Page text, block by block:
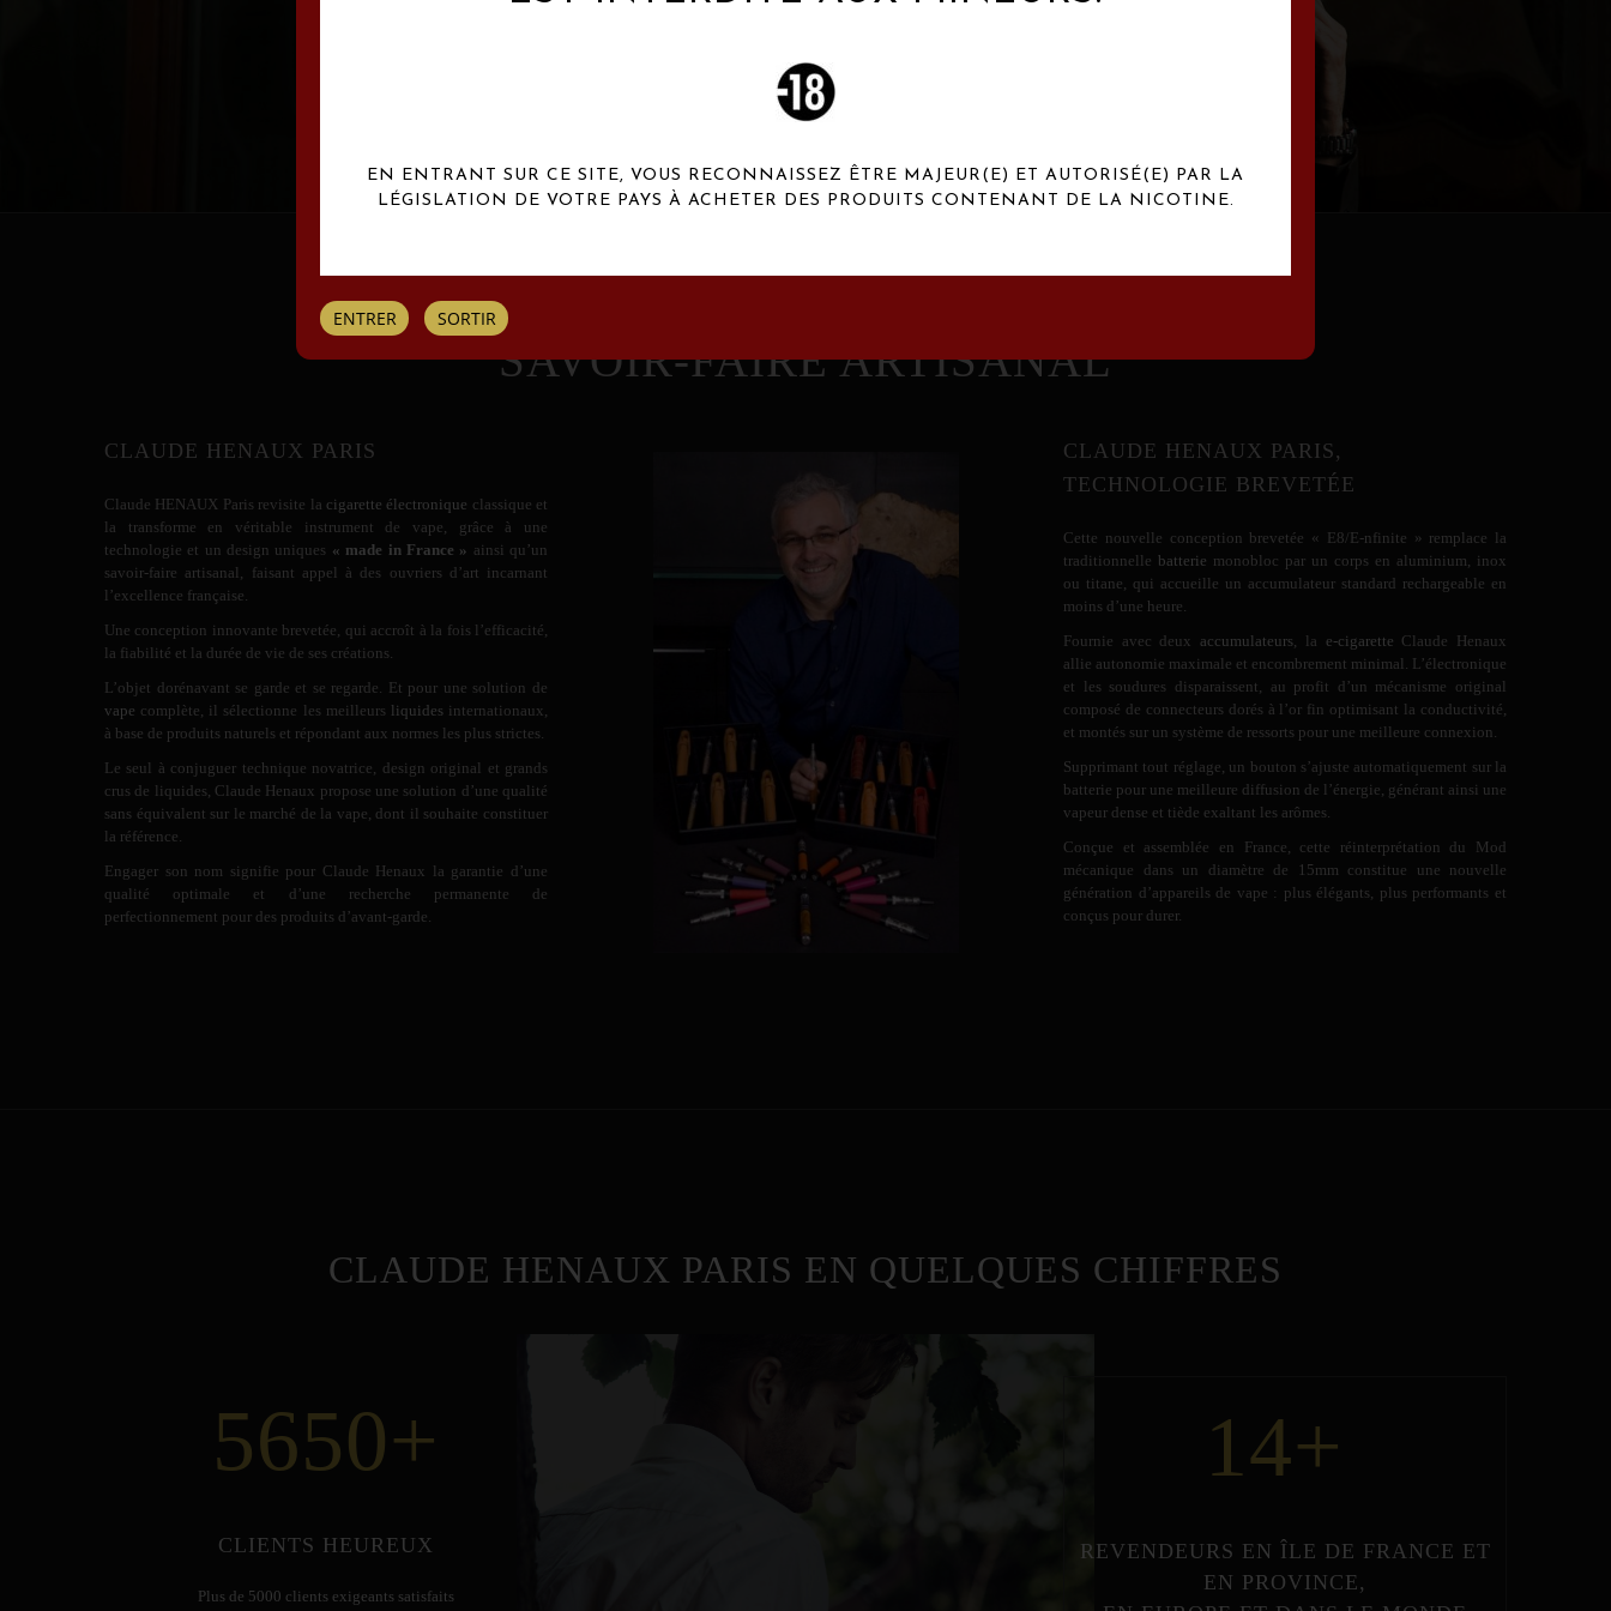
SAVOIR-FAIRE ARTISANAL
CLAUDE HENAUX PARIS
Claude HENAUX Paris revisite la cigarette électronique classique et
la transforme en véritable instrument de vape, grâce à une
technologie et un design uniques « made in France » ainsi qu’un
savoir-faire artisanal, faisant appel à des ouvriers d’art incarnant
l’excellence française.
Une conception innovante brevetée, qui accroît à la fois l’efficacité,
la fiabilité et la durée de vie de ses créations.
L’objet dorénavant se garde et se regarde. Et pour une solution de
vape complète, il sélectionne les meilleurs liquidesinternationaux,
à base de produits naturels et répondant aux normes les plus strictes.
Le seul à conjuguer technique novatrice, design original et grands
crus de liquides, Claude Henaux propose une solution d’une qualité
sans équivalent sur le marché de la vape, dont il souhaite constituer
la référence.
Engager son nom signifie pour Claude Henaux la garantie d’une
qualité optimale et d’une recherche permanente de
perfectionnement pour des produits d’avant-garde.
CLAUDE HENAUX PARIS,
TECHNOLOGIE BREVETÉE
Cette nouvelle conception brevetée « E8/E-nfinite » remplace la
traditionnelle batterie monobloc par un corps en aluminium, inox
ou titane, qui accueille un accumulateur standard rechargeable en
moins d’une heure.
Fournie avec deux accumulateurs , la e-cigarette Claude Henaux
allie autonomie maximale et encombrement minimal. L’électronique
et les soudures disparaissent, au profit d’un mécanisme original
composé de connecteurs dorés à l’or fin optimisant la conductivité,
et montés sur un système de ressorts pour une meilleure connexion.
Supprimant tout réglage, un bouton s’ajuste automatiquement sur la
batterie pour une meilleure diffusion de l’énergie, générant ainsi une
vapeur dense et tiède exaltant les arômes.
Conçue et assemblée en France, cette réinterprétation du Mod
mécanique dans un diamètre de 15mm constitue une nouvelle
génération d’appareils de vape : plus élégants, plus performants et
conçus pour durer.
CLAUDE HENAUX PARIS EN QUELQUES CHIFFRES
5650+
CLIENTS HEUREUX
Plus de 5000 clients exigeants satisfaits
14+
REVENDEURS EN ÎLE DE FRANCE ET
EN PROVINCE,
EN ENTRANT SUR CE SITE, VOUS RECONNAISSEZ ÊTRE MAJEUR(E) ET AUTORISÉ(E) PAR LA
LÉGISLATION DE VOTRE PAYS À ACHETER DES PRODUITS CONTENANT DE LA NICOTINE.
ENTRER SORTIR